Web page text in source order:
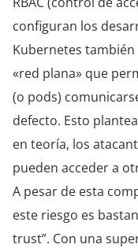
configuran los
Kubernetes
«red plana» que
(o pods)
defecto. Esto
en teoría, los
pueden acceder a
A pesar de esta
este riesgo es
trust”. Con una